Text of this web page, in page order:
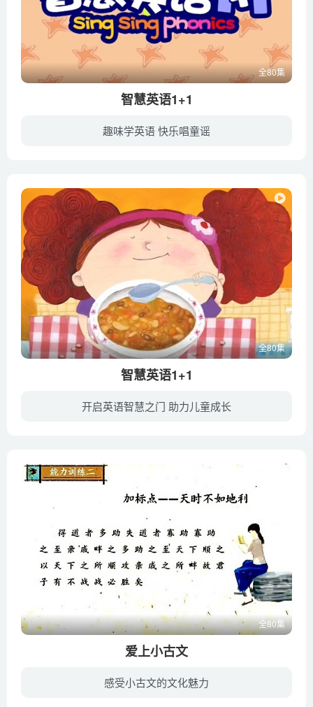
全80集
智慧英语1+1
趣味学英语 快乐唱童谣
全80集
智慧英语1+1
开启英语智慧之门 助力儿童成长
全80集
爱上小古文
感受小古文的文化魅力